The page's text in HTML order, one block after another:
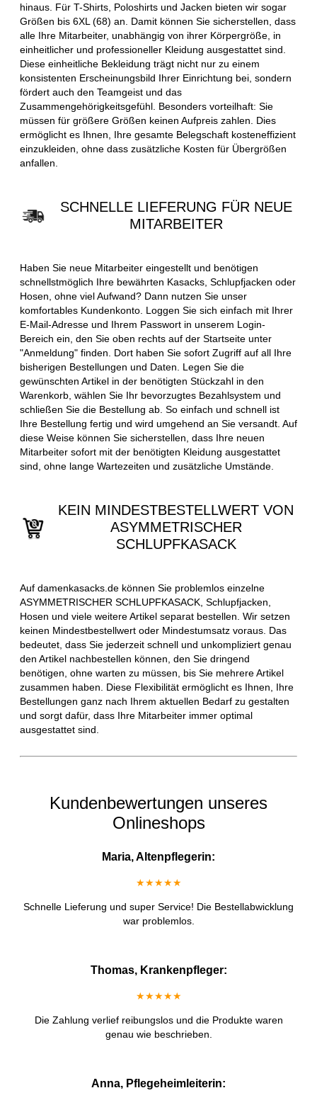
hinaus. Für T-Shirts, Poloshirts und Jacken bieten wir sogar
Größen bis 6XL (68) an. Damit können Sie sicherstellen, dass
alle Ihre Mitarbeiter, unabhängig von ihrer Körpergröße, in
einheitlicher und professioneller Kleidung ausgestattet sind.
Diese einheitliche Bekleidung trägt nicht nur zu einem
konsistenten Erscheinungsbild Ihrer Einrichtung bei, sondern
fördert auch den Teamgeist und das
Zusammengehörigkeitsgefühl. Besonders vorteilhaft: Sie
müssen für größere Größen keinen Aufpreis zahlen. Dies
ermöglicht es Ihnen, Ihre gesamte Belegschaft kosteneffizient
einzukleiden, ohne dass zusätzliche Kosten für Übergrößen
anfallen.
SCHNELLE LIEFERUNG FÜR NEUE
MITARBEITER
Haben Sie neue Mitarbeiter eingestellt und benötigen
schnellstmöglich Ihre bewährten Kasacks, Schlupfjacken oder
Hosen, ohne viel Aufwand? Dann nutzen Sie unser
komfortables Kundenkonto. Loggen Sie sich einfach mit Ihrer
E-Mail-Adresse und Ihrem Passwort in unserem Login-
Bereich ein, den Sie oben rechts auf der Startseite unter
"Anmeldung" finden. Dort haben Sie sofort Zugriff auf all Ihre
bisherigen Bestellungen und Daten. Legen Sie die
gewünschten Artikel in der benötigten Stückzahl in den
Warenkorb, wählen Sie Ihr bevorzugtes Bezahlsystem und
schließen Sie die Bestellung ab. So einfach und schnell ist
Ihre Bestellung fertig und wird umgehend an Sie versandt. Auf
diese Weise können Sie sicherstellen, dass Ihre neuen
Mitarbeiter sofort mit der benötigten Kleidung ausgestattet
sind, ohne lange Wartezeiten und zusätzliche Umstände.
KEIN MINDESTBESTELLWERT VON
ASYMMETRISCHER
SCHLUPFKASACK
Auf damenkasacks.de können Sie problemlos einzelne
ASYMMETRISCHER SCHLUPFKASACK, Schlupfjacken,
Hosen und viele weitere Artikel separat bestellen. Wir setzen
keinen Mindestbestellwert oder Mindestumsatz voraus. Das
bedeutet, dass Sie jederzeit schnell und unkompliziert genau
den Artikel nachbestellen können, den Sie dringend
benötigen, ohne warten zu müssen, bis Sie mehrere Artikel
zusammen haben. Diese Flexibilität ermöglicht es Ihnen, Ihre
Bestellungen ganz nach Ihrem aktuellen Bedarf zu gestalten
und sorgt dafür, dass Ihre Mitarbeiter immer optimal
ausgestattet sind.
Kundenbewertungen unseres
Onlineshops
Maria, Altenpflegerin:
★★★★★
Schnelle Lieferung und super Service! Die Bestellabwicklung
war problemlos.
Thomas, Krankenpfleger:
★★★★★
Die Zahlung verlief reibungslos und die Produkte waren
genau wie beschrieben.
Anna, Pflegeheimleiterin: